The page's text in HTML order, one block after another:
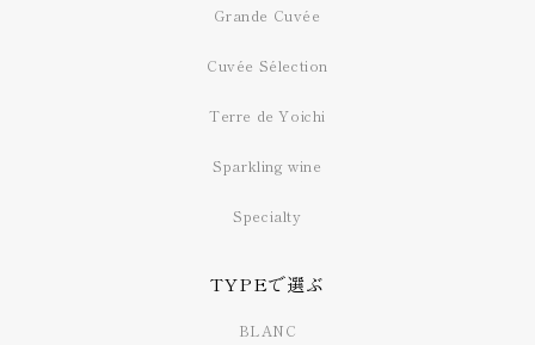
Grande Cuvée
Cuvée Sélection
Terre de Yoichi
Sparkling wine
Specialty
TYPEで選ぶ
BLANC